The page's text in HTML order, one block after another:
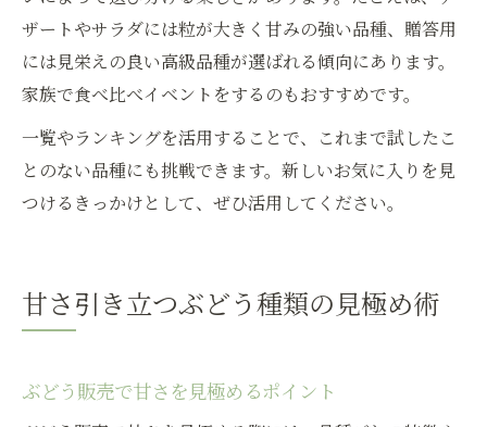
ザートやサラダには粒が大きく甘みの強い品種、贈答用
には見栄えの良い高級品種が選ばれる傾向にあります。
家族で食べ比べイベントをするのもおすすめです。
一覧やランキングを活用することで、これまで試したこ
とのない品種にも挑戦できます。新しいお気に入りを見
つけるきっかけとして、ぜひ活用してください。
甘さ引き立つぶどう種類の見極め術
ぶどう販売で甘さを見極めるポイント